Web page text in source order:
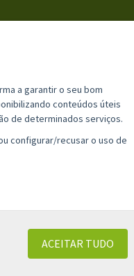
CONTACTOS
0 COMENTÁRIOS
a garantir o seu bom
conteúdos úteis
de determinados serviços.
configurar/recusar o uso de
ACEITAR TUDO